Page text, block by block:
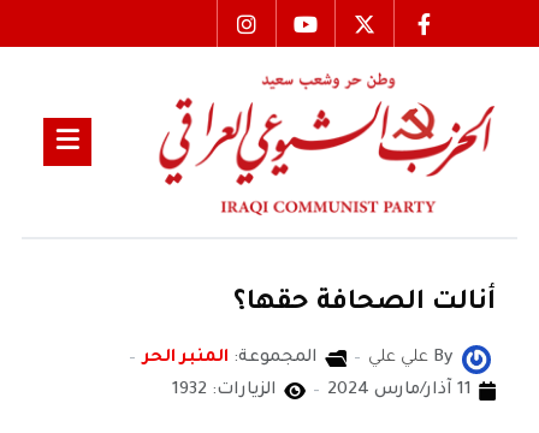
أنالت الصحافة حقها؟
By علي علي المجموعة: المنبر الحر
11 آذار/مارس 2024
الزيارات: 1932